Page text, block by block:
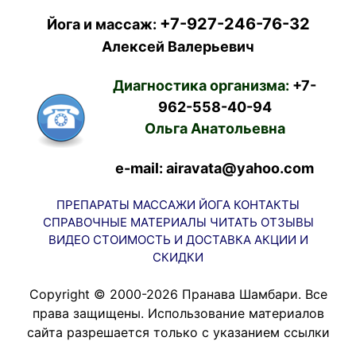
Йога и массаж: +7-927-246-76-32
Алексей Валерьевич
Диагностика организма: +7-
962-558-40-94
Ольга Анатольевна
e-mail: airavata@yahoo.com
ПРЕПАРАТЫ МАССАЖИ ЙОГА КОНТАКТЫ
СПРАВОЧНЫЕ МАТЕРИАЛЫ ЧИТАТЬ ОТЗЫВЫ
ВИДЕО СТОИМОСТЬ И ДОСТАВКА АКЦИИ И
СКИДКИ
Copyright © 2000-2026 Пранава Шамбари. Все
права защищены. Использование материалов
сайта разрешается только с указанием ссылки